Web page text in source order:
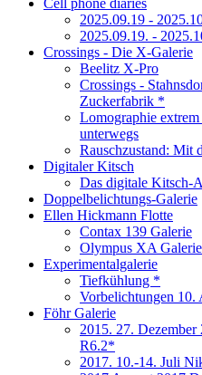
Cell phone diaries
2025.09.19 -
2025.09.19. -
Crossings - Die X-Galerie
Beelitz X-Pro
Crossings -
Zuckerfabrik *
Lomographie
unterwegs
Rauschzustand: Mit
Digitaler Kitsch
Das digitale Kitsch-
Doppelbelichtungs-Galerie
Ellen Hickmann Flotte
Contax 139 Galerie
Olympus XA Galerie
Experimentalgalerie
Tiefkühlung *
Vorbelichtungen
Föhr Galerie
2015. 27. Dezember
R6.2*
2017. 10.-14. Juli